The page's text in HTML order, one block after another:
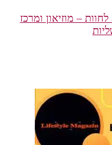
– מוזיאון ומרכז